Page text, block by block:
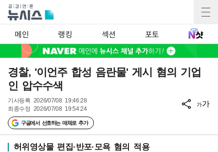
메인 랭킹 섹션 포토
경찰, '이언주 합성 음란물' 게시 혐의 기업
인 압수수색
기사등록 2026/07/08 19:46:28
최종수정 2026/07/08 19:54:24
구글에서 선호하는 매체로 추가
가가
허위영상물 편집·반포·모욕 혐의 적용